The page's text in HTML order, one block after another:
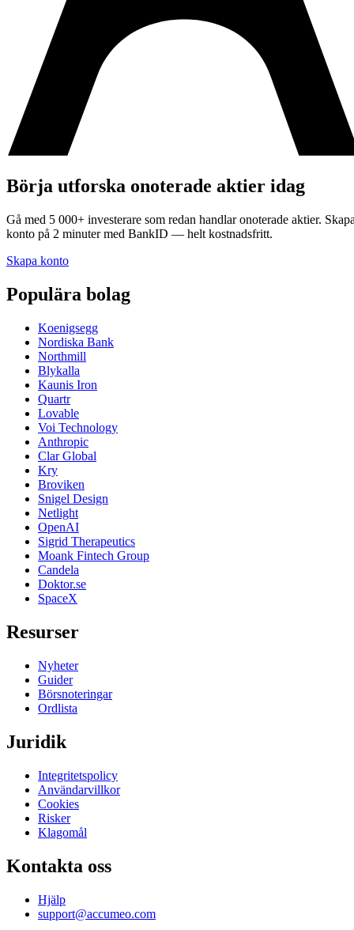
Börja utforska onoterade aktier idag
Gå med 5 000+ investerare som redan handlar onoterade aktier.
konto på 2 minuter med BankID — helt kostnadsfritt.
Skapa konto
Populära bolag
Koenigsegg
Nordiska Bank
Northmill
Blykalla
Kaunis Iron
Quartr
Lovable
Voi Technology
Anthropic
Clar Global
Kry
Broviken
Snigel Design
Netlight
OpenAI
Sigrid Therapeutics
Moank Fintech Group
Candela
Doktor.se
SpaceX
Resurser
Nyheter
Guider
Börsnoteringar
Ordlista
Juridik
Integritetspolicy
Användarvillkor
Cookies
Risker
Klagomål
Kontakta oss
Hjälp
support@accumeo.com